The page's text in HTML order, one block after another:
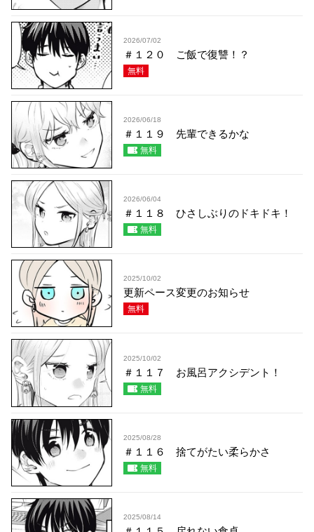
2026/07/02
＃１２０ ご飯で復讐！？
無料
2026/06/18
＃１１９ 先輩できるかな
無料
2026/06/04
＃１１８ ひさしぶりのドキドキ！
無料
2025/10/02
更新ペース変更のお知らせ
無料
2025/10/02
＃１１７ お風呂アクシデント！
無料
2025/08/28
＃１１６ 捨てがたい柔らかさ
無料
2025/08/14